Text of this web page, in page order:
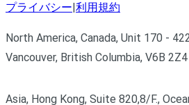
プライバシー 利用規約
North America, Canada, Unit 170 -
Vancouver, British Columbia, V6B 2Z4
Asia, Hong Kong, Suite 820,8/F.,